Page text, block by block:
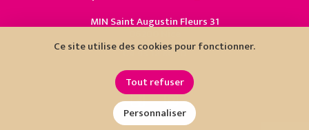
MIN Saint Augustin Fleurs 31
04 93 18 80 10
Ce site utilise des cookies pour fonctionner.
Tout refuser
Personnaliser